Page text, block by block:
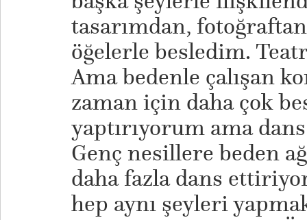
tasarımdan,
öğelerle besledim.
Ama bedenle çalışan
zaman için daha çok
yaptırıyorum ama
Genç nesillere beden
daha fazla dans
hep aynı şeyleri